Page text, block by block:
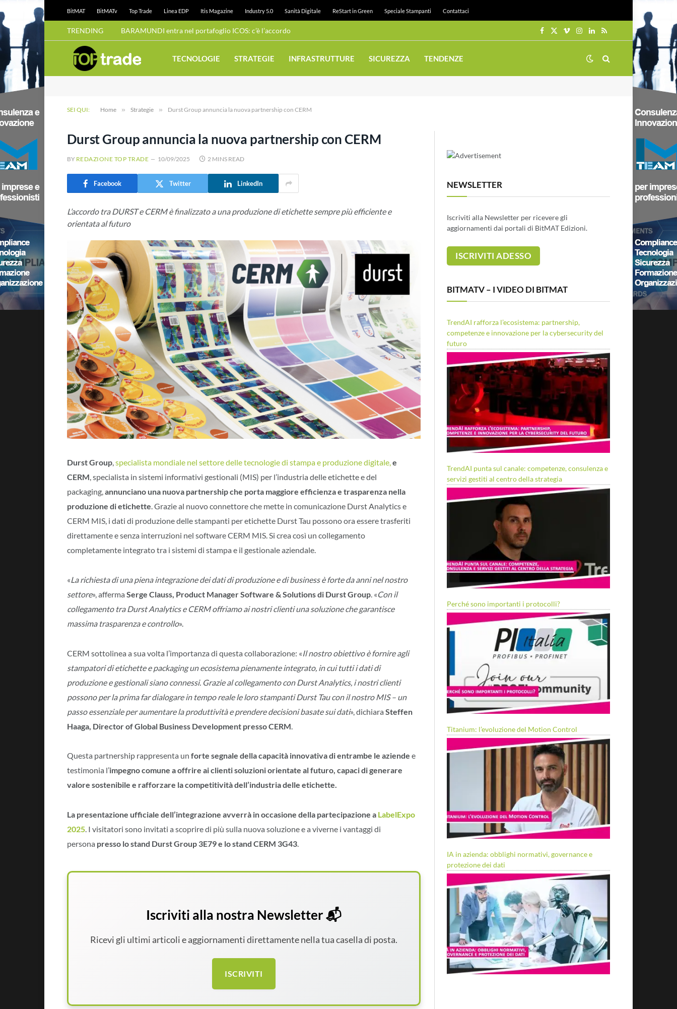
BitMAT BitMATv Top Trade Linea EDP Itis Magazine Industry 5.0 Sanità Digitale ReStart in Green Speciale Stampanti Contattaci
TRENDING BARAMUNDI entra nel portafoglio ICOS: c’è l’accordo
Facebook
X
VimeoInstagram
LinkedIn
RSS
TECNOLOGIE STRATEGIE INFRASTRUTTURE SICUREZZA TENDENZE
SEI QUI: Home » Strategie » Durst Group annuncia la nuova partnership con CERM
Durst Group annuncia la nuova partnership con CERM
BY REDAZIONE TOP TRADE 10/09/2025 2 MINS READ
Facebook Twitter LinkedIn
L’accordo tra DURST e CERM è finalizzato a una produzione di etichette sempre più efficiente e
orientata al futuro
Durst Group,specialista mondiale nel settore delle tecnologie di stampa e produzione digitale,e
CERM, specialista in sistemi informativi gestionali (MIS) per l’industria delle etichette e del
packaging,annunciano una nuova partnership che porta maggiore efficienza e trasparenza nella
produzione di etichette. Grazie al nuovo connettore che mette in comunicazione Durst Analytics e
CERM MIS, i dati di produzione delle stampanti per etichette Durst Tau possono ora essere trasferiti
direttamente e senza interruzioni nel software CERM MIS. Si crea così un collegamento
completamente integrato tra i sistemi di stampa e il gestionale aziendale.
«La richiesta di una piena integrazione dei dati di produzione e di business è forte da anni nel nostro
settore», afferma Serge Clauss, Product Manager Software & Solutions di Durst Group. «Con il
collegamento tra Durst Analytics e CERM offriamo ai nostri clienti una soluzione che garantisce
massima trasparenza e controllo».
CERM sottolinea a sua volta l’importanza di questa collaborazione: «Il nostro obiettivo è fornire agli
stampatori di etichette e packaging un ecosistema pienamente integrato, in cui tutti i dati di
produzione e gestionali siano connessi. Grazie al collegamento con Durst Analytics, i nostri clienti
possono per la prima far dialogare in tempo reale le loro stampanti Durst Tau con il nostro MIS – un
passo essenziale per aumentare la produttività e prendere decisioni basate sui dati», dichiara Steffen
Haaga, Director of Global Business Development presso CERM
Questa partnership rappresenta un forte segnale della capacità innovativa di entrambe le aziende e
testimonia l’impegnocomune a offrire ai clienti soluzioni orientate al futuro, capaci di generare
valore sostenibile e rafforzare la competitività dell’industria delle etichette.
La presentazione ufficiale dell’integrazione avverrà in occasione della partecipazione a LabelExpo
2025. I visitatori sono invitati a scoprire di più sulla nuova soluzione e a viverne i vantaggi di
persona presso lo stand Durst Group 3E79 e lo stand CERM 3G43.
Iscriviti alla nostra Newsletter 📬
Ricevi gli ultimi articoli e aggiornamenti direttamente nella tua casella di posta.
ISCRIVITI
NEWSLETTER
Iscriviti alla Newsletter per ricevere gli
aggiornamenti dai portali di BitMAT Edizioni.
BITMATV – I VIDEO DI BITMAT
TrendAI rafforza l’ecosistema: partnership,
competenze e innovazione per la cybersecurity del
futuro
TrendAI punta sul canale: competenze, consulenza e
servizi gestiti al centro della strategia
Perché sono importanti i protocolli?
Titanium: l’evoluzione del Motion Control
IA in azienda: obblighi normativi, governance e
protezione dei dati